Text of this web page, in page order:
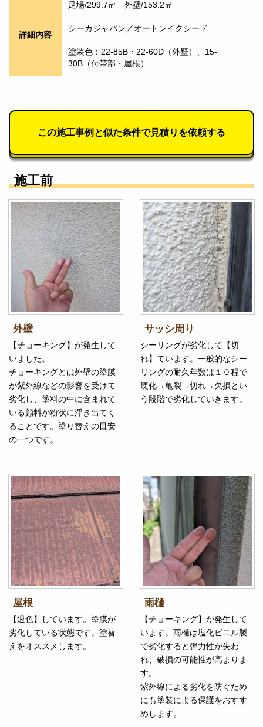
詳細内容
足場/299.7㎡　外壁/153.2㎡
シーカジャパン／オートンイクシード
塗装色：22-85B・22-60D（外壁）、15-
30B（付帯部・屋根）
この施工事例と似た条件で見積りを依頼する
施工前
外壁
【チョーキング】が発生して
いました。
チョーキングとは外壁の塗膜
が紫外線などの影響を受けて
劣化し、塗料の中に含まれて
いる顔料が粉状に浮き出てく
ることです。塗り替えの目安
の一つです。
サッシ周り
シーリングが劣化して【切
れ】ています。一般的なシー
リングの耐久年数は１０程で
硬化→亀裂→切れ→欠損とい
う段階で劣化していきます。
屋根
【退色】しています。塗膜が
劣化している状態です。塗替
えをオススメします。
雨樋
【チョーキング】が発生して
います。雨樋は塩化ビニル製
で劣化すると弾力性が失わ
れ、破損の可能性が高まりま
す。
紫外線による劣化を防ぐため
にも塗装による保護をおすす
めします。